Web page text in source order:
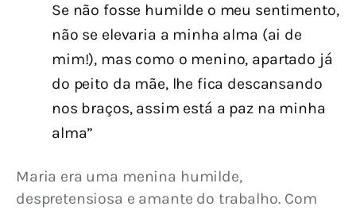
Se não fosse humilde o meu sentimento,
não se elevaria a minha alma (ai de
mim!), mas como o menino, apartado já
do peito da mãe, lhe fica descansando
nos braços, assim está a paz na minha
alma”
Maria era uma menina humilde,
despretensiosa e amante do trabalho. Com